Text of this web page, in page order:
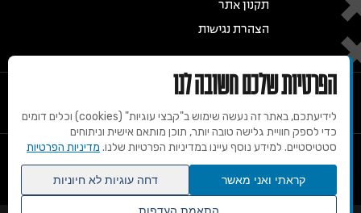
תקנון אתר
הצהרת נגישות
הפרטיות שלכם חשובה לנו
לידיעתכם, באתר זה נעשה שימוש ב"קבצי עוגיות" (cookies) וכלים דומים
כדי לספק חוויית גלישה טובה יותר, תוכן מותאם אישית וניתוחים
סטטיסטיים. למידע נוסף עיינו במדיניות הפרטיות שלנו. מדיניות הפרטיות
קראתי ואני מאשר דחה עוגיות לא חיוניות